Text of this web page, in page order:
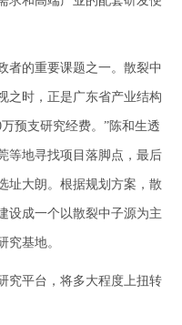
的重要课题之一。散裂中
之时，正是广东省产业结构
预支研究经费。”陈和生透
等地寻找项目落脚点，最后
址大朗。根据规划方案，散
设成一个以散裂中子源为主
究基地。
平台，将多大程度上扭转